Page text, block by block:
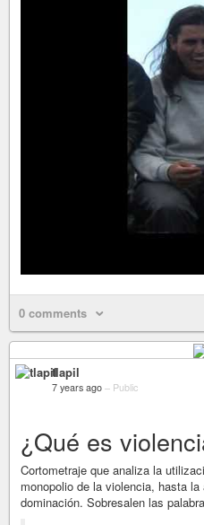
0 comments
tlapil
7 years ago – Public
¿Qué es
Cortometraje que analiza la
monopolio de la violencia, hasta
dominación. Sobresalen las